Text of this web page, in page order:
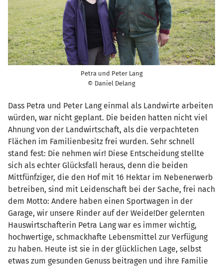
Petra und Peter Lang
© Daniel Delang
Dass Petra und Peter Lang einmal als Landwirte arbeiten
würden, war nicht geplant. Die beiden hatten nicht viel
Ahnung von der Landwirtschaft, als die verpachteten
Flächen im Familienbesitz frei wurden. Sehr schnell
stand fest: Die nehmen wir! Diese Entscheidung stellte
sich als echter Glücksfall heraus, denn die beiden
Mittfünfziger, die den Hof mit 16 Hektar im Nebenerwerb
betreiben, sind mit Leidenschaft bei der Sache, frei nach
dem Motto: Andere haben einen Sportwagen in der
Garage, wir unsere Rinder auf der Weide!Der gelernten
Hauswirtschafterin Petra Lang war es immer wichtig,
hochwertige, schmackhafte Lebensmittel zur Verfügung
zu haben. Heute ist sie in der glücklichen Lage, selbst
etwas zum gesunden Genuss beitragen und ihre Familie